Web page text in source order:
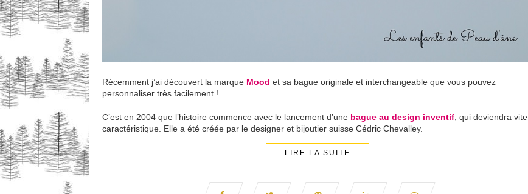
Récemment j’ai découvert la marque Mood et sa bague originale et interchangeable que vous pouvez
personnaliser très facilement !
C’est en 2004 que l’histoire commence avec le lancement d’une bague au design inventif, qui deviendra vite
caractéristique. Elle a été créée par le designer et bijoutier suisse Cédric Chevalley.
LIRE LA SUITE